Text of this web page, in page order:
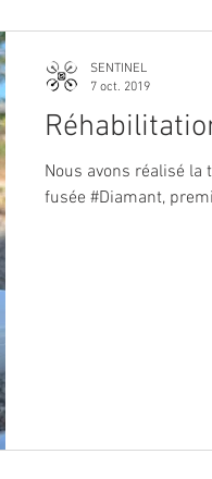
Nous avons réalisé
fusée #Diamant,
SENTINEL
7 oct. 2019